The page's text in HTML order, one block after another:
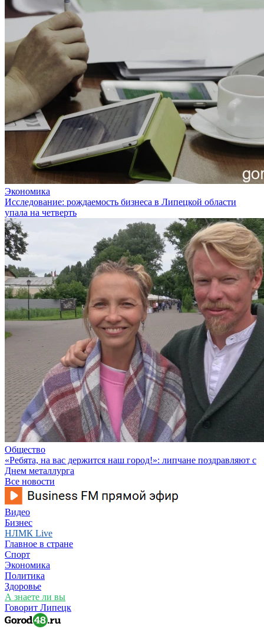
Экономика
Исследование: рождаемость бизнеса в Липецкой области
упала на четверть
Общество
«Ребята, на вас держится наш город!»: липчане поздравляют с
Днем металлурга
Все новости
Видео
Бизнес
НЛМК Live
Главное в стране
Спорт
Экономика
Политика
Здоровье
А знаете ли вы
Говорит Липецк